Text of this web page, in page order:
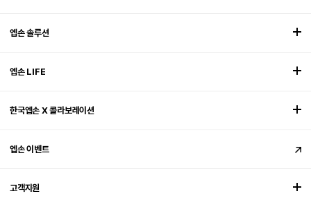
엡손 솔루션
엡손 LIFE
한국엡손 X 콜라보레이션
엡손 이벤트
고객지원